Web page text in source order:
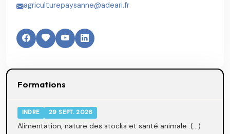
agriculturepaysanne@adeari.fr
Formations
INDRE 29 SEPT. 2026
Alimentation, nature des stocks et santé animale :(...)